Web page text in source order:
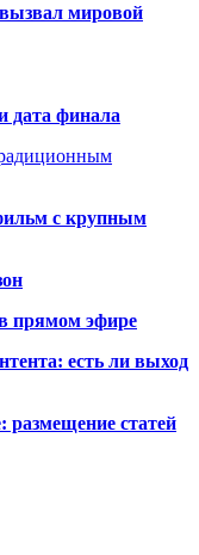
мировой
дата финала
с крупным
прямом эфире
есть ли выход
размещение статей